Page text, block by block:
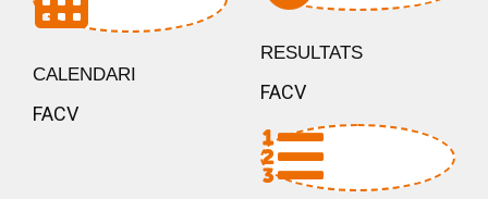
CALENDARI
FACV
RESULTATS
FACV